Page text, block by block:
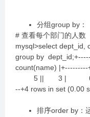
分组group by：
# 查看每个部门的人数
mysql>select dept_id,
group by
count(name)
5 || 3 | 6 || 4
--+4 rows in set (0.00
排序order by：